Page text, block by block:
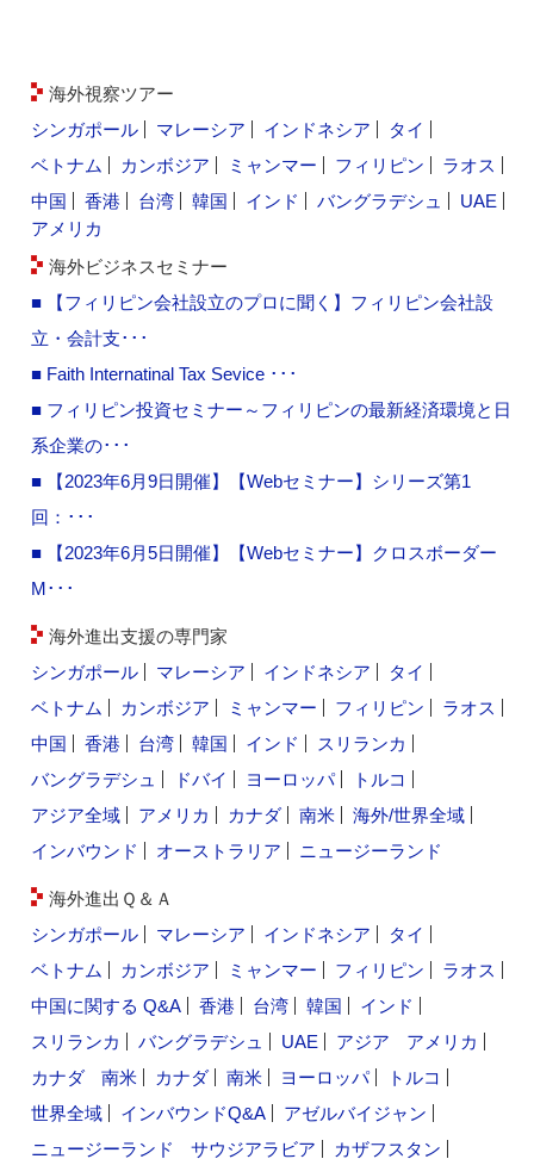
海外視察ツアー
シンガポール
マレーシア インドネシア
タイ
ベトナム
カンボジア ミャンマー フィリピン
ラオス
中国
香港 台湾 韓国 インド バングラデシュ
UAE
アメリカ
海外ビジネスセミナー
■ 【フィリピン会社設立のプロに聞く】フィリピン会社設
立・会計支･･･
■ Faith Internatinal Tax Sevice ･･･
■ フィリピン投資セミナー～フィリピンの最新経済環境と日
系企業の･･･
■ 【2023年6月9日開催】【Webセミナー】シリーズ第1
回：･･･
■ 【2023年6月5日開催】【Webセミナー】クロスボーダー
M･･･
海外進出支援の専門家
シンガポール
マレーシア インドネシア
タイ
ベトナム
カンボジア ミャンマー フィリピン
ラオス
中国
香港 台湾 韓国 インド
スリランカ
バングラデシュ
ドバイ ヨーロッパ
トルコ
アジア全域
アメリカ カナダ 南米
海外/世界全域
インバウンド
オーストラリア ニュージーランド
海外進出Ｑ＆Ａ
シンガポール
マレーシア インドネシア
タイ
ベトナム
カンボジア ミャンマー フィリピン
ラオス
中国に関する Q&A
香港 台湾 韓国
インド
スリランカ
バングラデシュ UAE アジア
アメリカ
カナダ
南米 カナダ 南米 ヨーロッパ
トルコ
世界全域
インバウンドQ&A
アゼルバイジャン
ニュージーランド
サウジアラビア カザフスタン